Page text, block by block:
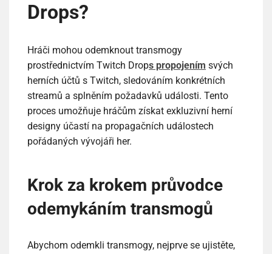
Drops?
Hráči mohou odemknout transmogy
prostřednictvím Twitch Drops propojením svých
herních účtů s Twitch, sledováním konkrétních
streamů a splněním požadavků události. Tento
proces umožňuje hráčům získat exkluzivní herní
designy účastí na propagačních událostech
pořádaných vývojáři her.
Krok za krokem průvodce
odemykáním transmogů
Abychom odemkli transmogy, nejprve se ujistěte,